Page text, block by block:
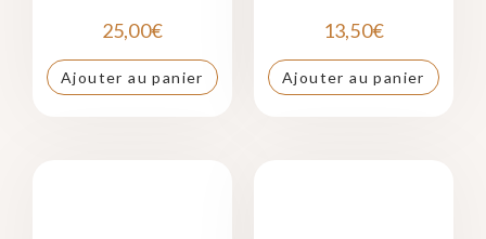
25,00€
Ajouter au panier
13,50€
Ajouter au panier